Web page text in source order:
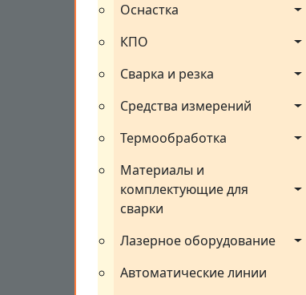
Оснастка
КПО
Сварка и резка
Средства измерений
Термообработка
Материалы и
комплектующие для
сварки
Лазерное оборудование
Автоматические линии